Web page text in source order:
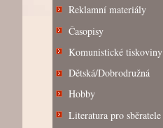
Reklamní materiály
Časopisy
Komunistické tiskoviny
Dětská/Dobrodružná
Hobby
Literatura pro sběratele